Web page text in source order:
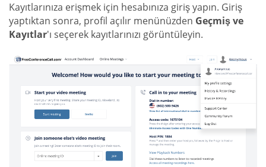
Kayıtlarınıza erişmek için hesabınıza giriş yapın. Giriş
yaptıktan sonra, profil açılır menünüzden Geçmiş ve
Kayıtlar'ı seçerek kayıtlarınızı görüntüleyin.